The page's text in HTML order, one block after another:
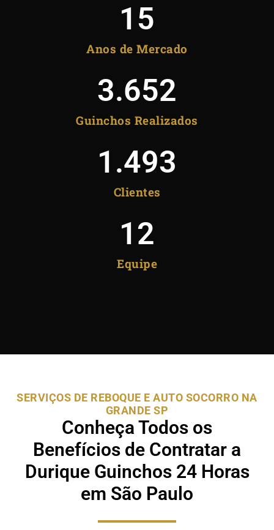
Anos de Mercado
15
Guinchos Realizados
3.652
Clientes
1.493
Equipe
12
SERVIÇOS DE REBOQUE E AUTO SOCORRO NA
GRANDE SP
Conheça Todos os
Benefícios de Contratar a
Durique Guinchos 24 Horas
em São Paulo